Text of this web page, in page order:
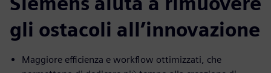
gli ostacoli all’innovazione
Maggiore efficienza e workflow ottimizzati, che